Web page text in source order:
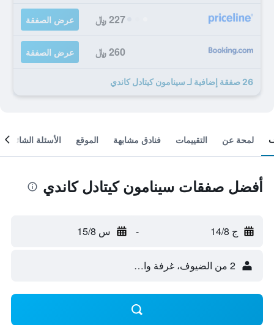
227 ﷼ عرض الصفقة
260 ﷼ عرض الصفقة
26 صفقة إضافية لـ سينامون كيتادل كاندي
لمحة عن التقييمات فنادق مشابهة الموقع الأسئلة الشائعة
أفضل صفقات سينامون كيتادل كاندي
ج 14/8 - س 15/8
2 من الضيوف، غرفة واحدة